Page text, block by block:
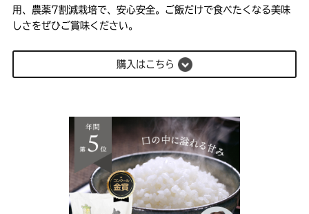
用、農薬7割減栽培で、安心安全。ご飯だけで食べたくなる美味
しさをぜひご賞味ください。
購入はこちら